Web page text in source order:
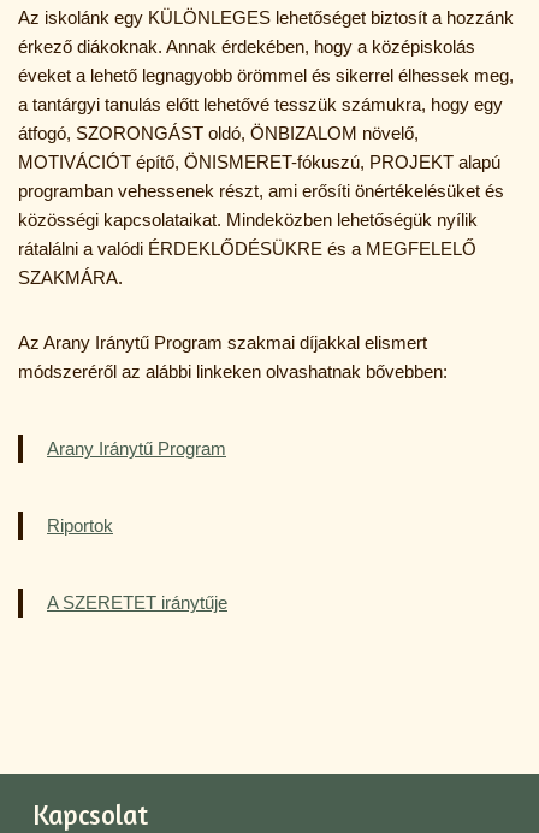
Az iskolánk egy KÜLÖNLEGES lehetőséget biztosít a hozzánk
érkező diákoknak. Annak érdekében, hogy a középiskolás
éveket a lehető legnagyobb örömmel és sikerrel élhessek meg,
a tantárgyi tanulás előtt lehetővé tesszük számukra, hogy egy
átfogó, SZORONGÁST oldó, ÖNBIZALOM növelő,
MOTIVÁCIÓT építő, ÖNISMERET-fókuszú, PROJEKT alapú
programban vehessenek részt, ami erősíti önértékelésüket és
közösségi kapcsolataikat. Mindeközben lehetőségük nyílik
rátalálni a valódi ÉRDEKLŐDÉSÜKRE és a MEGFELELŐ
SZAKMÁRA.
Az Arany Iránytű Program szakmai díjakkal elismert
módszeréről az alábbi linkeken olvashatnak bővebben:
Arany Iránytű Program
Riportok
A SZERETET iránytűje
Kapcsolat